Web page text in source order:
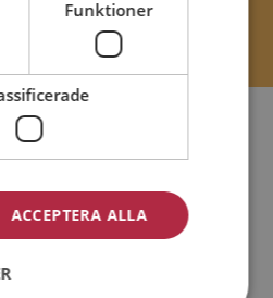
matchningsfrågor har
oss var: vilka metoder är
Funktioner
ACCEPTERA ALLA